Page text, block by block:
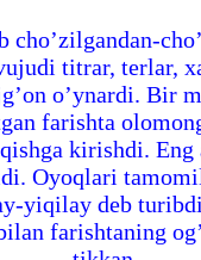
cho’zilgandan-
titrar, terlar,
o’ynardi. Bir
farishta
kirishdi. Eng
Oyoqlari
yiqilay deb
farishtaning